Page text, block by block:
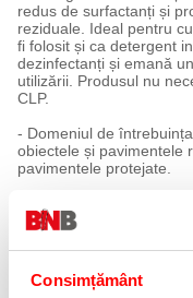
Consimțământ
redus de surfactanți și
reziduale. Ideal pentru
fi folosit și ca detergent
dezinfectanți și emană
utilizării. Produsul nu
CLP.
- Domeniul de
obiectele și pavimentele
pavimentele protejate.
- Întrebuințare: Înainte
materialelor într-un loc
manuală, se utilizează
0,2 ml/m². Pentru
de 25 ml la 8 L apă
curățeniei de întreținere